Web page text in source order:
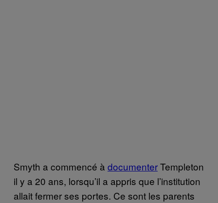
Smyth a commencé à documenterTempleton
il y a 20 ans, lorsqu’il a appris que l’institution
allait fermer ses portes. Ce sont les parents